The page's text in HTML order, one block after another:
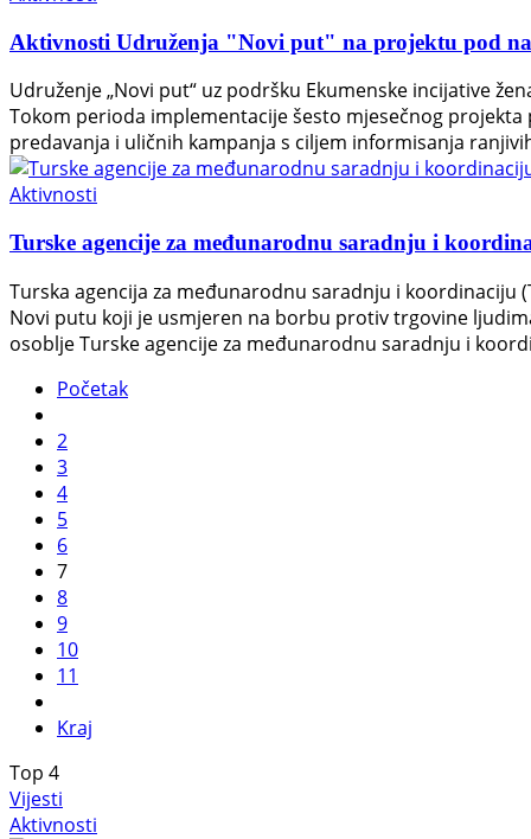
Aktivnosti Udruženja "Novi put" na projektu pod
Udruženje „Novi put“ uz podršku Ekumenske incijative
Tokom perioda implementacije šesto mjesečnog projekta
predavanja i uličnih kampanja s ciljem informisanja
Aktivnosti
Turske agencije za međunarodnu saradnju i
Turska agencija za međunarodnu saradnju i koordinaciju
Novi putu koji je usmjeren na borbu protiv trgovine
osoblje Turske agencije za međunarodnu saradnju i
Početak
2
3
4
5
6
7
8
9
10
11
Kraj
Top 4
Vijesti
Aktivnosti